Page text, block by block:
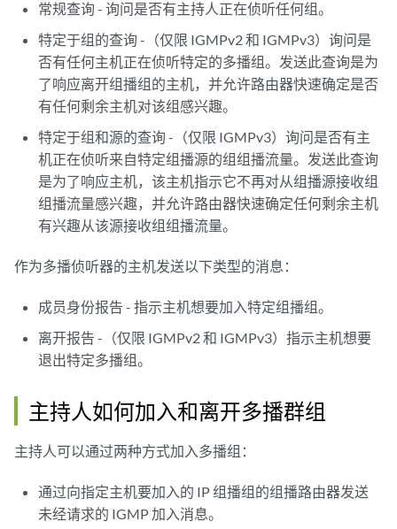
常规查询 - 询问是否有主持人正在侦听任何组。
特定于组的查询 -（仅限 IGMPv2 和 IGMPv3）询问是
否有任何主机正在侦听特定的多播组。发送此查询是为
了响应离开组播组的主机，并允许路由器快速确定是否
有任何剩余主机对该组感兴趣。
特定于组和源的查询 -（仅限 IGMPv3）询问是否有主
机正在侦听来自特定组播源的组组播流量。发送此查询
是为了响应主机，该主机指示它不再对从组播源接收组
组播流量感兴趣，并允许路由器快速确定任何剩余主机
有兴趣从该源接收组组播流量。
作为多播侦听器的主机发送以下类型的消息：
成员身份报告 - 指示主机想要加入特定组播组。
离开报告 -（仅限 IGMPv2 和 IGMPv3）指示主机想要
退出特定多播组。
主持人如何加入和离开多播群组
主持人可以通过两种方式加入多播组：
通过向指定主机要加入的 IP 组播组的组播路由器发送
未经请求的 IGMP 加入消息。